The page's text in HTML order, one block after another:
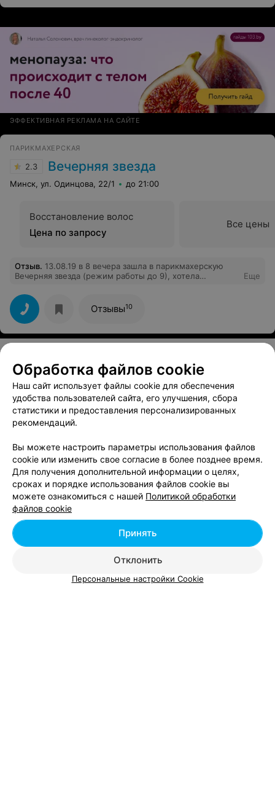
ЭФФЕКТИВНАЯ РЕКЛАМА НА САЙТЕ
ПАРИКМАХЕРСКАЯ
2.3 Вечерняя звезда
Минск, ул. Одинцова, 22/1 до 21:00
Восстановление волос
Цена по запросу
Все цены
Отзыв. 13.08.19 в 8 вечера зашла в парикмахерскую
Вечерняя звезда (режим работы до 9), хотела
к парикмахеру Виктории с вопросом будет ли она
сегодня кого-то еще брать. Виктория сказала, что не
будет. И сидела дальше "болтала ногами". За час до
закрытия парикмахерской...У второго мастера был
клиент. Предложили придти завтра. Не понятна
политика этой парикмахерской, клиенты им не нужны,
Еще
Отзывы10
Смотрите также
Лечение волос возле метро Кунцевщина в
Биозавивка волос возле метро Кунцевщина в
Минске
Химическая завивка волос возле метро
Кунцевщина в Минске
Обработка файлов cookie
Наш сайт использует файлы cookie для обеспечения
удобства пользователей сайта, его улучшения, сбора
статистики и предоставления персонализированных
рекомендаций.
Вы можете настроить параметры использования файлов
cookie или изменить свое согласие в более позднее время.
Для получения дополнительной информации о целях,
сроках и порядке использования файлов cookie вы
можете ознакомиться с нашей Политикой обработки
файлов cookie
Отклонить
Принять
Персональные настройки Cookie